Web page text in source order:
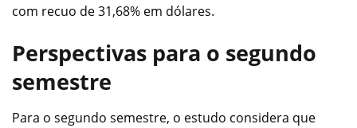
com recuo de 31,68% em dólares.
Perspectivas para o segundo
semestre
Para o segundo semestre, o estudo considera que